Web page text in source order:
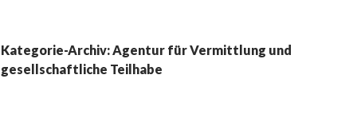
Kategorie-Archiv: Agentur für Vermittlung und
gesellschaftliche Teilhabe